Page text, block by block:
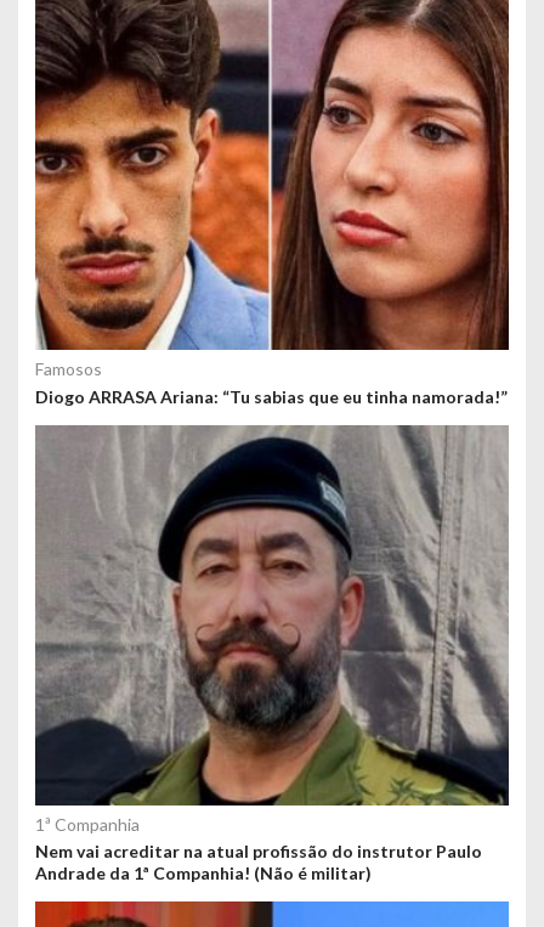
o
s
Famosos
Diogo ARRASA Ariana: “Tu sabias que eu tinha namorada!”
1ª Companhia
Nem vai acreditar na atual profissão do instrutor Paulo
Andrade da 1ª Companhia! (Não é militar)